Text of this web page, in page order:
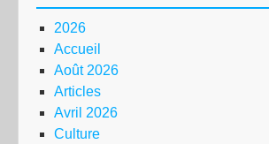
2026
Accueil
Août 2026
Articles
Avril 2026
Culture